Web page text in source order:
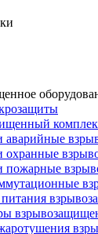
аварийные
охранные
пожарные